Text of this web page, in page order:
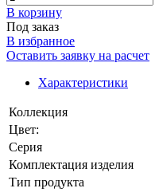
В корзинy
Под заказ
В избранное
Оставить заявку на расчет
Характеристики
Коллекция
Цвет:
Серия
Комплектация изделия
Тип продукта